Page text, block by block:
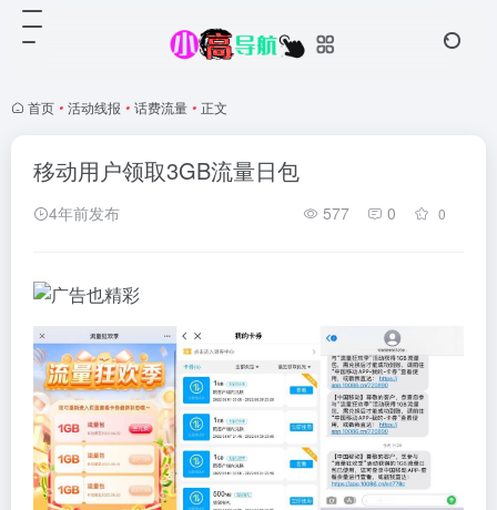
首页 • 活动线报 • 话费流量 • 正文
移动用户领取3GB流量日包
4年前发布 577 0 0